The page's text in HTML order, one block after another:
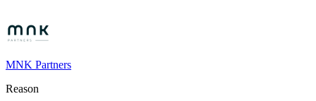
MNK Partners
Reason